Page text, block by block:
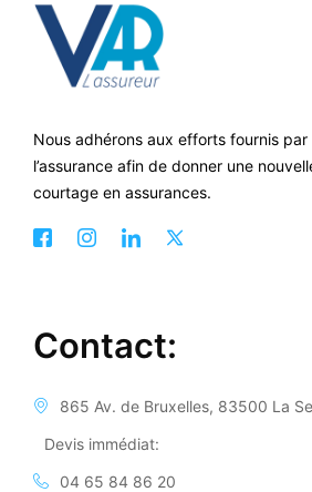
Nous adhérons aux efforts fournis
l’assurance afin de donner une
courtage en assurances.
Contact:
865 Av. de Bruxelles, 83500 La
Devis immédiat:
04 65 84 86 20